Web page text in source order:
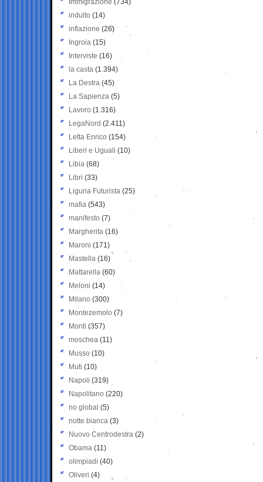
Immigrazione (734)
indulto (14)
inflazione (26)
Ingroia (15)
Interviste (16)
la casta (1.394)
La Destra (45)
La Sapienza (5)
Lavoro (1.316)
LegaNord (2.411)
Letta Enrico (154)
Liberi e Uguali (10)
Libia (68)
Libri (33)
Liguria Futurista (25)
mafia (543)
manifesto (7)
Margherita (16)
Maroni (171)
Mastella (16)
Mattarella (60)
Meloni (14)
Milano (300)
Montezemolo (7)
Monti (357)
moschea (11)
Musso (10)
Muti (10)
Napoli (319)
Napolitano (220)
no global (5)
notte bianca (3)
Nuovo Centrodestra (2)
Obama (11)
olimpiadi (40)
Oliveri (4)